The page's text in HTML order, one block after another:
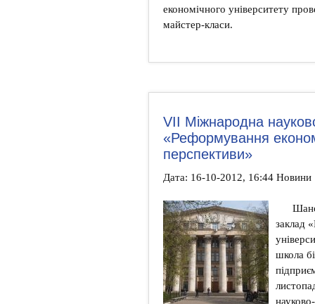
економічного університету
майстер-класи.
VІІ Міжнародна
«Реформування
перспективи»
Дата: 16-10-2012, 16:44 Новини
заклад
школа